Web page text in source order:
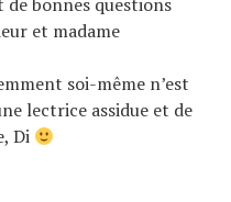
et madame
soi-même n’est
lectrice assidue et de
Di